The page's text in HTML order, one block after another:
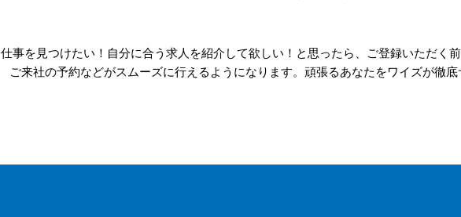
仕事を見つけたい！自分に合う求人を紹介して欲しい！と思ったら、ご登録いただく
ご来社の予約などがスムーズに行えるようになります。頑張るあなたをワイズが徹